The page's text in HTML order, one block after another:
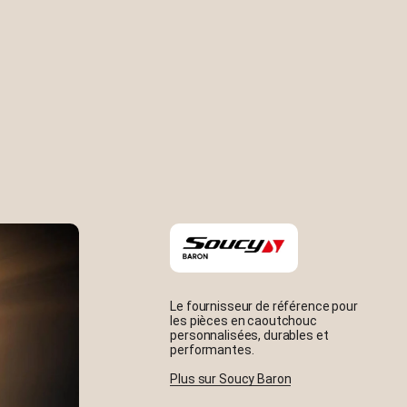
Le fournisseur de référence pour
les pièces en caoutchouc
personnalisées, durables et
performantes.
Plus sur Soucy Baron